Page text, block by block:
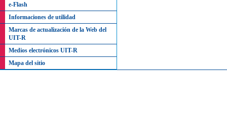
e-Flash
Informaciones de utilidad
Marcas de actualización de la Web del
UIT-R
Medios electrónicos UIT-R
Mapa del sitio